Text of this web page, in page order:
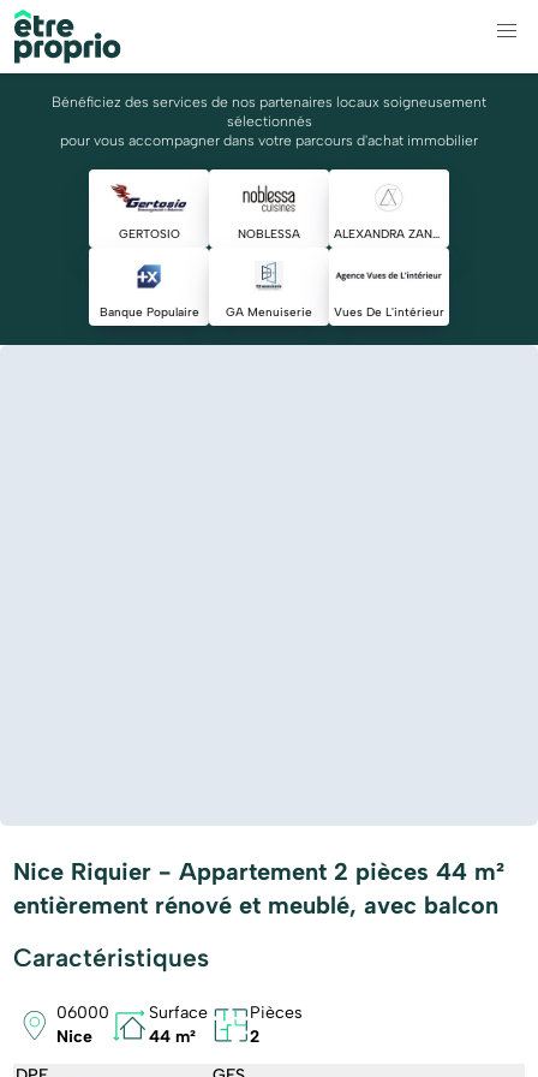
Bénéficiez des services de nos partenaires locaux soigneusement
sélectionnés
pour vous accompagner dans votre parcours d'achat immobilier
GERTOSIO NOBLESSA ALEXANDRA ZANGHELLINI
Banque Populaire GA Menuiserie Vues De L'intérieur
Nice Riquier - Appartement 2 pièces 44 m²
entièrement rénové et meublé, avec balcon
Caractéristiques
06000
Nice
Surface
44 m²
Pièces
2